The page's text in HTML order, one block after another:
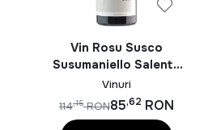
Vin Rosu Susco
Susumaniello Salento
San Marzano IGP 0.75L
Vinuri
85,62 RON
114,15 RON